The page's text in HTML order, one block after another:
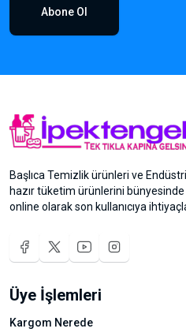
Abone Ol
Başlıca Temizlik ürünleri ve
hazır tüketim ürünlerini
online olarak son kullanıcıya
Üye İşlemleri
Kargom Nerede